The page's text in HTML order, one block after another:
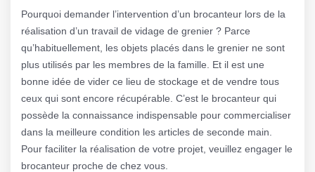
Pourquoi demander l’intervention d’un brocanteur lors de la
réalisation d’un travail de vidage de grenier ? Parce
qu’habituellement, les objets placés dans le grenier ne sont
plus utilisés par les membres de la famille. Et il est une
bonne idée de vider ce lieu de stockage et de vendre tous
ceux qui sont encore récupérable. C’est le brocanteur qui
possède la connaissance indispensable pour commercialiser
dans la meilleure condition les articles de seconde main.
Pour faciliter la réalisation de votre projet, veuillez engager le
brocanteur proche de chez vous.